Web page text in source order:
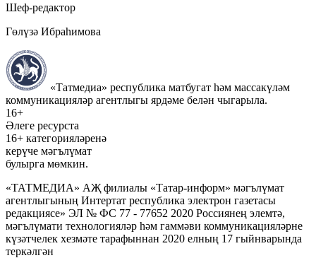
Шеф-редактор
Гөлүзә Ибраһимова
«Татмедиа» республика матбугат һәм массакүләм
коммуникацияләр агентлыгы ярдәме белән чыгарыла.
16+
Әлеге ресурста
16+ категорияләренә
керүче мәгълүмат
булырга мөмкин.
«ТАТМЕДИА» АҖ филиалы «Татар-информ» мәгълүмат
агентлыгының Интертат республика электрон газетасы
редакциясе» ЭЛ № ФС 77 - 77652 2020 Россиянең элемтә,
мәгълүмати технологияләр һәм гаммәви коммуникацияләрне
күзәтчелек хезмәте тарафыннан 2020 елның 17 гыйнварында
теркәлгән